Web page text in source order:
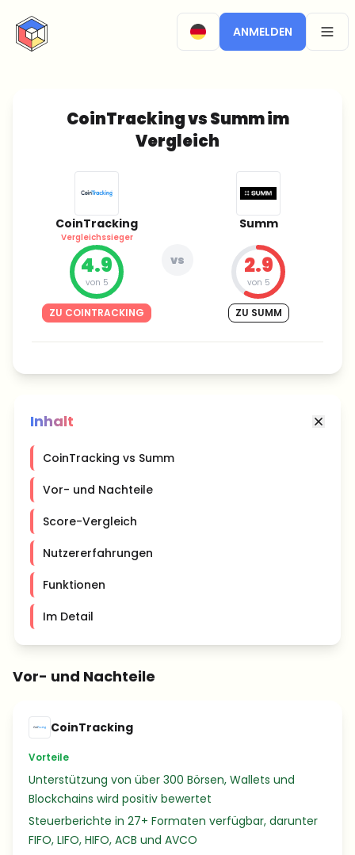
CryptoTicker
ANMELDEN
CoinTracking vs Summ im
Vergleich
CoinTracking
Vergleichssieger
4.9
von 5
ZU COINTRACKING
vs
Summ
2.9
von 5
ZU SUMM
Inhalt
CoinTracking vs Summ
Vor- und Nachteile
Score-Vergleich
Nutzererfahrungen
Funktionen
Im Detail
Vor- und Nachteile
CoinTracking
Vorteile
Unterstützung von über 300 Börsen, Wallets und
Blockchains wird positiv bewertet
Steuerberichte in 27+ Formaten verfügbar, darunter
FIFO, LIFO, HIFO, ACB und AVCO